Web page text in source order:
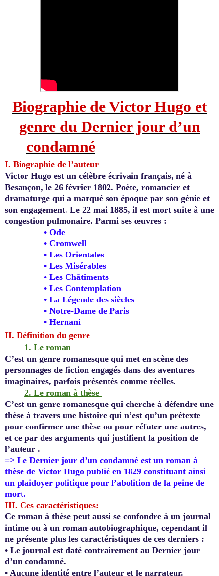
Biographie de Victor Hugo et
genre du Dernier jour d’un
condamné
I. Biographie de l’auteur
Victor Hugo est un célèbre écrivain français, né à
Besançon, le 26 février 1802. Poète, romancier et
dramaturge qui a marqué son époque par son génie et
son engagement. Le 22 mai 1885, il est mort suite à une
congestion pulmonaire. Parmi ses œuvres :
• Ode
• Cromwell
• Les Orientales
• Les Misérables
• Les Châtiments
• Les Contemplation
• La Légende des siècles
• Notre-Dame de Paris
• Hernani
II. Définition du genre
1. Le roman
C’est un genre romanesque qui met en scène des
personnages de fiction engagés dans des aventures
imaginaires, parfois présentés comme réelles.
2. Le roman à thèse
C’est un genre romanesque qui cherche à défendre une
thèse à travers une histoire qui n’est qu’un prétexte
pour confirmer une thèse ou pour réfuter une autres,
et ce par des arguments qui justifient la position de
l’auteur .
=> Le Dernier jour d’un condamné est un roman à
thèse de Victor Hugo publié en 1829 constituant ainsi
un plaidoyer politique pour l’abolition de la peine de
mort.
III. Ces caractéristiques:
Ce roman à thèse peut aussi se confondre à un journal
intime ou à un roman autobiographique, cependant il
ne présente plus les caractéristiques de ces derniers :
• Le journal est daté contrairement au Dernier jour
d’un condamné.
• Aucune identité entre l’auteur et le narrateur.